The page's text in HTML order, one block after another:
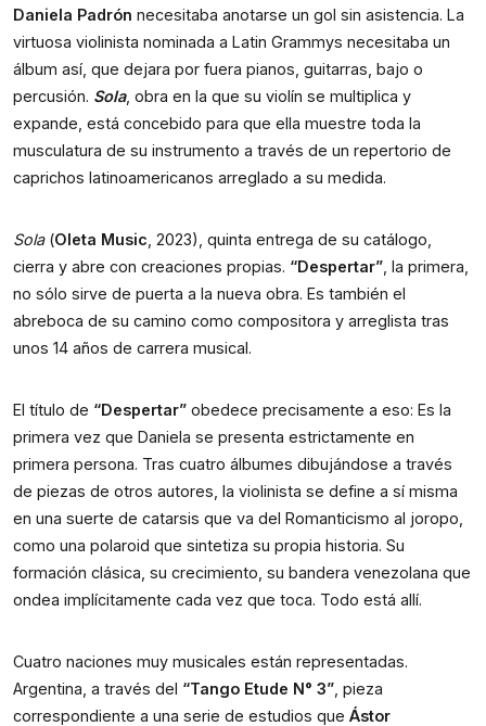
Daniela Padrón necesitaba anotarse un gol sin asistencia. La
virtuosa violinista nominada a Latin Grammys necesitaba un
álbum así, que dejara por fuera pianos, guitarras, bajo o
percusión. Sola, obra en la que su violín se multiplica y
expande, está concebido para que ella muestre toda la
musculatura de su instrumento a través de un repertorio de
caprichos latinoamericanos arreglado a su medida.
Sola(Oleta Music , 2023), quinta entrega de su catálogo,
cierra y abre con creaciones propias. “Despertar” , la primera,
no sólo sirve de puerta a la nueva obra. Es también el
abreboca de su camino como compositora y arreglista tras
unos 14 años de carrera musical.
El título de “Despertar” obedece precisamente a eso: Es la
primera vez que Daniela se presenta estrictamente en
primera persona. Tras cuatro álbumes dibujándose a través
de piezas de otros autores, la violinista se define a sí misma
en una suerte de catarsis que va del Romanticismo al joropo,
como una polaroid que sintetiza su propia historia. Su
formación clásica, su crecimiento, su bandera venezolana que
ondea implícitamente cada vez que toca. Todo está allí.
Cuatro naciones muy musicales están representadas.
Argentina, a través del “Tango Etude N° 3” , pieza
correspondiente a una serie de estudios que Ástor